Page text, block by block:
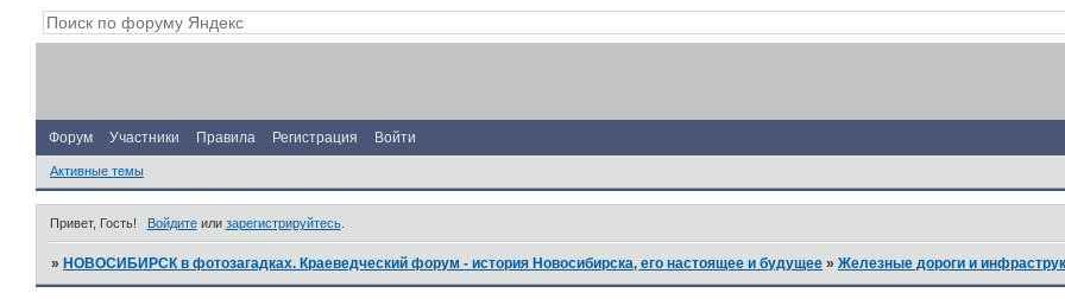
Форум Участники Правила Регистрация Войти
Активные темы
Привет, Гость! Войдитеили зарегистрируйтесь.
»НОВОСИБИРСК в фотозагадках. Краеведческий форум - история Новосибирска, его настоящее и будущее »Железные дороги и